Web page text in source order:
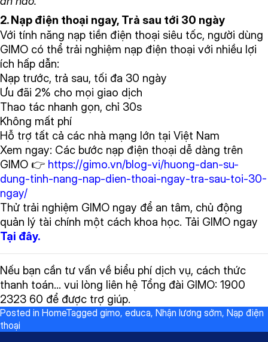
2. Nạp điện thoại ngay, Trả sau tới 30 ngày
Với tính năng nạp tiền điện thoại siêu tốc, người dùng
GIMO có thể trải nghiệm nạp điện thoại với nhiều lợi
ích hấp dẫn:
Nạp trước, trả sau, tối đa 30 ngày
Ưu đãi 2% cho mọi giao dịch
Thao tác nhanh gọn, chỉ 30s
Không mất phí
Hỗ trợ tất cả các nhà mạng lớn tại Việt Nam
Xem ngay: Các bước nạp điện thoại dễ dàng trên
GIMO 👉 https://gimo.vn/blog-vi/huong-dan-su-
dung-tinh-nang-nap-dien-thoai-ngay-tra-sau-toi-30-
ngay/
Thử trải nghiệm GIMO ngay để an tâm, chủ động
quản lý tài chính một cách khoa học. Tải GIMO ngay
Tại đây.
Nếu bạn cần tư vấn về biểu phí dịch vụ, cách thức
thanh toán… vui lòng liên hệ Tổng đài GIMO: 1900
2323 60 để được trợ giúp.
Posted in HomeTagged gimo, educa, Nhận lương sớm, Nạp điện
thoại